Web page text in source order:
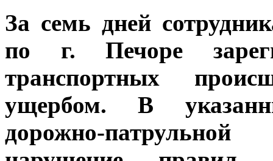
За семь дней
по г. Печоре
транспортных
ущербом. В
дорожно-